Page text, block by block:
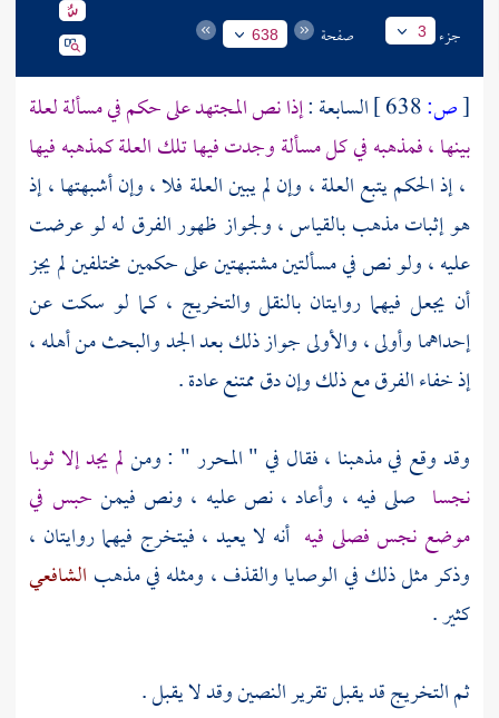
جزء 3 صفحة 638
[ص: السابعة :إذا نص المجتهد على حكم في مسألة لعلة
بينها ، فمذهبه في كل مسألة وجدت فيها تلك العلة كمذهبه فيها
، إذ الحكم يتبع العلة ، وإن لم يبين العلة فلا ، وإن أشبهتها ، إذ
هو إثبات مذهب بالقياس ، ولجواز ظهور الفرق له لو عرضت
عليه ، ولو نص في مسألتين مشتبهتين على حكمين مختلفين لم يجز
أن يجعل فيهما روايتان بالنقل والتخريج ، كما لو سكت عن
إحداهما وأولى ، والأولى جواز ذلك بعد الجد والبحث من أهله ،
إذ خفاء الفرق مع ذلك وإن دق ممتنع عادة .
وقد وقع في مذهبنا ، فقال في " المحرر " : ومنلم يجد إلا ثوبا
نجسا صلى فيه ، وأعاد ، نص عليه ، ونص فيمن حبس في
موضع نجس فصلى فيه أنه لا يعيد ، فيتخرج فيهما روايتان ،
وذكر مثل ذلك في الوصايا والقذف ، ومثله في مذهب الشافعي
كثير .
ثم التخريج قد يقبل تقرير النصين وقد لا يقبل .